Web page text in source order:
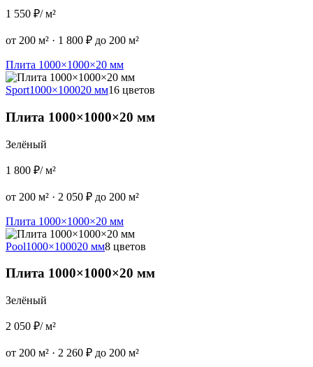
1 550 ₽/ м²
от 200 м² · 1 800 ₽ до 200 м²
Плита 1000×1000×20 мм
Sport1000×100020 мм16 цветов
Плита 1000×1000×20 мм
Зелёный
1 800 ₽/ м²
от 200 м² · 2 050 ₽ до 200 м²
Плита 1000×1000×20 мм
Pool1000×100020 мм8 цветов
Плита 1000×1000×20 мм
Зелёный
2 050 ₽/ м²
от 200 м² · 2 260 ₽ до 200 м²